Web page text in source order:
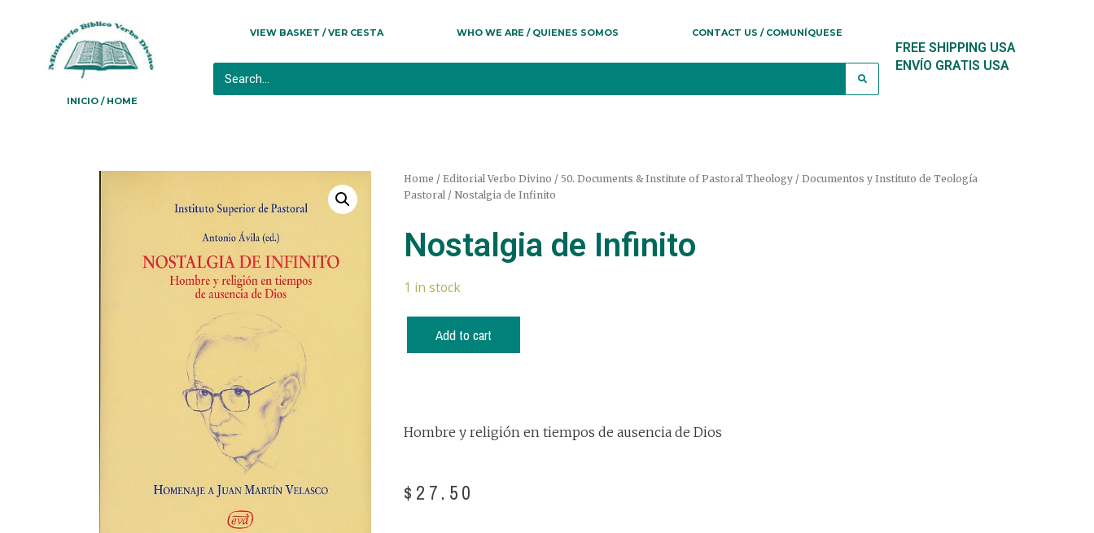
INICIO / HOME
VIEW BASKET / VER CESTA WHO WE ARE / QUIENES SOMOS CONTACT US / COMUNÍQUESE
FREE SHIPPING USA
ENVÍO GRATIS USA
Home / Editorial Verbo Divino / 50. Documents & Institute of Pastoral Theology / Documentos y Instituto de Teología
Pastoral/ Nostalgia de Infinito
Nostalgia de Infinito
1 in stock
Add to cart
Hombre y religión en tiempos de ausencia de Dios
$ 27.50